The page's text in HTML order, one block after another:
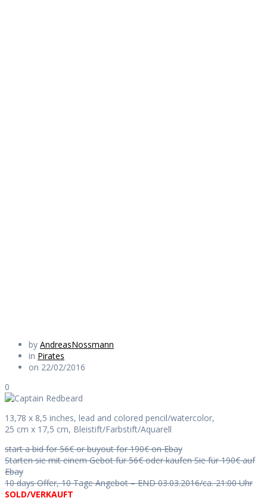
by AndreasNossmann
in Pirates
on 22/02/2016
0
13,78 x 8,5 inches, lead and colored pencil/watercolor,
25 cm x 17,5 cm, Bleistift/Farbstift/Aquarell
start a bid for 56€ or buyout for 190€ on Ebay
Starten sie mit einem Gebot für 56€ oder kaufen Sie für 190€ auf
Ebay
10 days Offer, 10 Tage Angebot – END 03.03.2016/ca. 21:00 Uhr
SOLD/VERKAUFT